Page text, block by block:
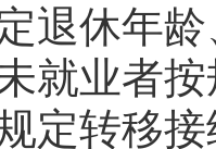
退休年
就业者
定转移